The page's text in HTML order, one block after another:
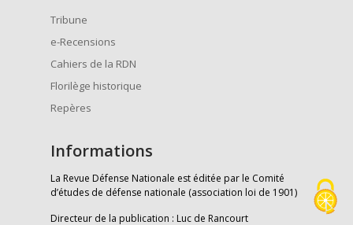
Tribune
e-Recensions
Cahiers de la RDN
Florilège historique
Repères
Informations
La Revue Défense Nationale est éditée par le Comité
d’études de défense nationale (association loi de 1901)
Directeur de la publication : Luc de Rancourt